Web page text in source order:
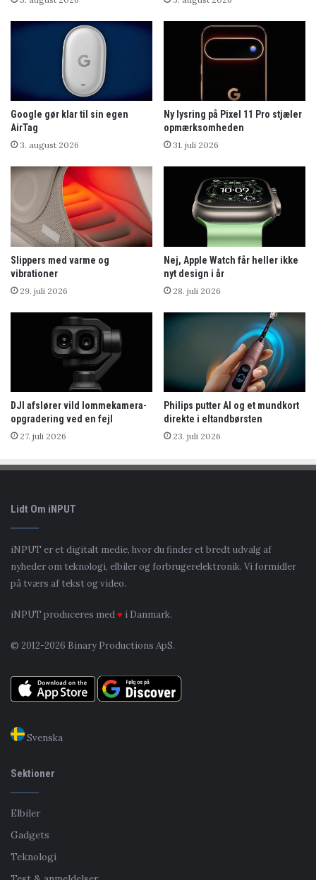
Google gør klar til sin egen
AirTag
3. august 2026
Ny lysring på Pixel 11 Pro stjæler
opmærksomheden
31. juli 2026
Slippers med varme og
vibrationer
29. juli 2026
Nej, Apple Watch får heller ikke
nyt design i år
28. juli 2026
DJI afslører vild lommekamera-
opgradering ved en fejl
27. juli 2026
Philips putter AI og et mundkort
direkte i eltandbørsten
23. juli 2026
Lidt Om iNPUT
iNPUT er et digitalt medie, hvor du finder et bredt udvalg af
nyheder om teknologi, elbiler og forbrugerelektronik. Vi formidler
på tværs af tekst og video.
iNPUT produceres med♥ i Danmark.
© 2012-2026 Binary Productions ApS.
Svenska
Sektioner
Elbiler
Gadgets
Teknologi